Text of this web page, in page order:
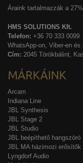
Áraink tartalmazzák a
HMS SOLUTIONS Kft.
Telefon: +36 70 333 0099
WhatsApp-on, Viber-en
Cím: 2045 Törökbálint,
MÁRKÁINK
Arcam
Indiana Line
JBL Synthesis
JBL Stage 2
JBL Studio
JBL beépíthető hangszóró
JBL MA házimozi erősítők
Lyngdorf Audio